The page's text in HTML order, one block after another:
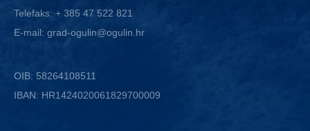
Telefaks: + 385 47 522 821
E-mail: grad-ogulin@ogulin.hr
OIB: 58264108511
IBAN: HR1424020061829700009